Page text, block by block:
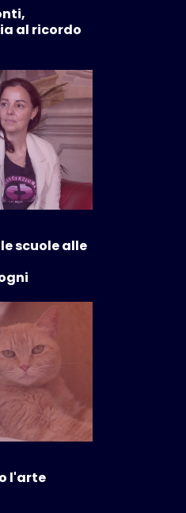
al ricordo
scuole alle
l'arte